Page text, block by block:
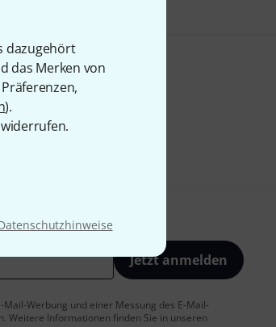
dazugehört
das Merken von
).
Jetzt anmelden
Mail-Werbung und einer Messung des E-Mail-
Weitere Informationen finden Sie in unseren